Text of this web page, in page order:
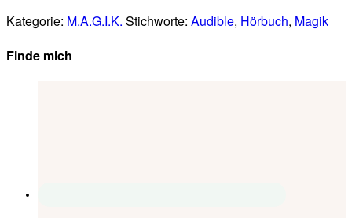
Kategorie: M.A.G.I.K. Stichworte: Audible, Hörbuch, Magik
Finde mich